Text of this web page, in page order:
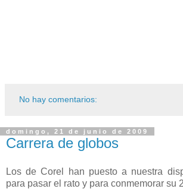
No hay comentarios:
domingo, 21 de junio de 2009
Carrera de globos
Los de Corel han puesto a nuestra
para pasar el rato y para conmemorar su